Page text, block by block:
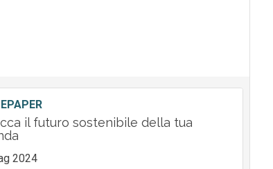
il futuro sostenibile della tua
2024